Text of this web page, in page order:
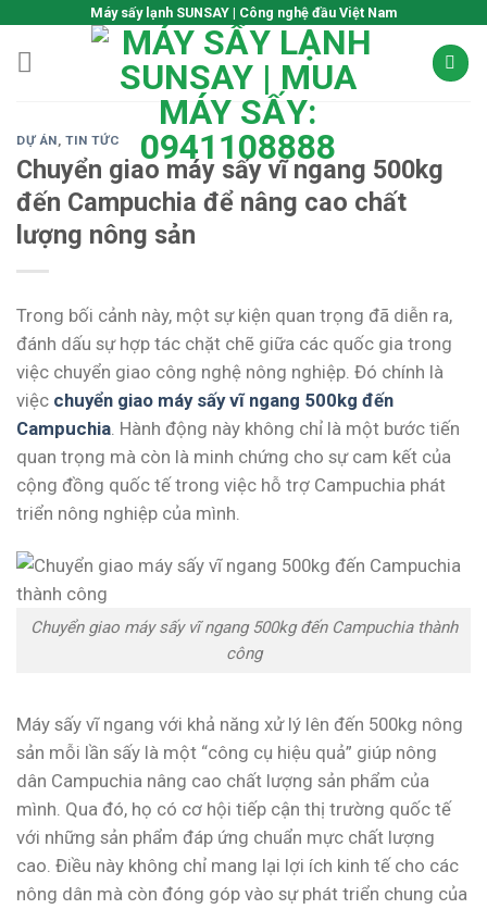
content
Máy sấy lạnh SUNSAY | Công nghệ đầu Việt Nam
DỰ ÁN,TIN TỨC
Chuyển giao máy sấy vĩ ngang 500kg
đến Campuchia để nâng cao chất
lượng nông sản
Trong bối cảnh này, một sự kiện quan trọng đã diễn ra,
đánh dấu sự hợp tác chặt chẽ giữa các quốc gia trong
việc chuyển giao công nghệ nông nghiệp. Đó chính là
việc chuyển giao máy sấy vĩ ngang 500kg đến
Campuchia. Hành động này không chỉ là một bước tiến
quan trọng mà còn là minh chứng cho sự cam kết của
cộng đồng quốc tế trong việc hỗ trợ Campuchia phát
triển nông nghiệp của mình.
Chuyển giao máy sấy vĩ ngang 500kg đến Campuchia thành
công
Máy sấy vĩ ngang với khả năng xử lý lên đến 500kg nông
sản mỗi lần sấy là một “công cụ hiệu quả” giúp nông
dân Campuchia nâng cao chất lượng sản phẩm của
mình. Qua đó, họ có cơ hội tiếp cận thị trường quốc tế
với những sản phẩm đáp ứng chuẩn mực chất lượng
cao. Điều này không chỉ mang lại lợi ích kinh tế cho các
nông dân mà còn đóng góp vào sự phát triển chung của